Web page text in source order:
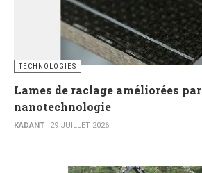
TECHNOLOGIES
Lames de raclage améliorées par
nanotechnologie
KADANT 29 JUILLET 2026